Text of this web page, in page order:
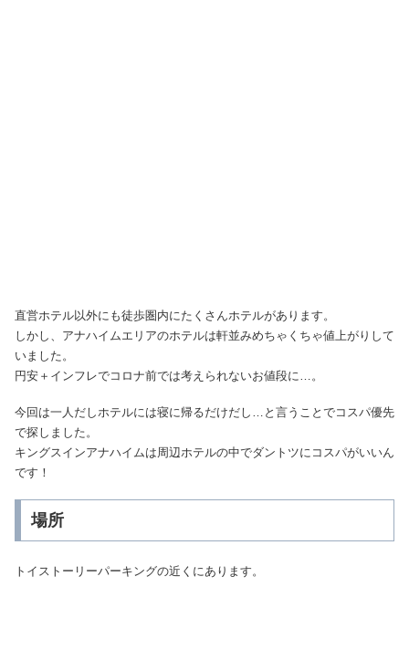
直営ホテル以外にも徒歩圏内にたくさんホテルがあります。
しかし、アナハイムエリアのホテルは軒並みめちゃくちゃ値上がりして
いました。
円安＋インフレでコロナ前では考えられないお値段に…。
今回は一人だしホテルには寝に帰るだけだし…と言うことでコスパ優先
で探しました。
キングスインアナハイムは周辺ホテルの中でダントツにコスパがいいん
です！
場所
トイストーリーパーキングの近くにあります。